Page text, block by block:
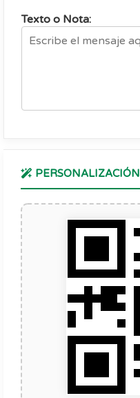
Texto o Nota:
PERSONALIZACIÓN